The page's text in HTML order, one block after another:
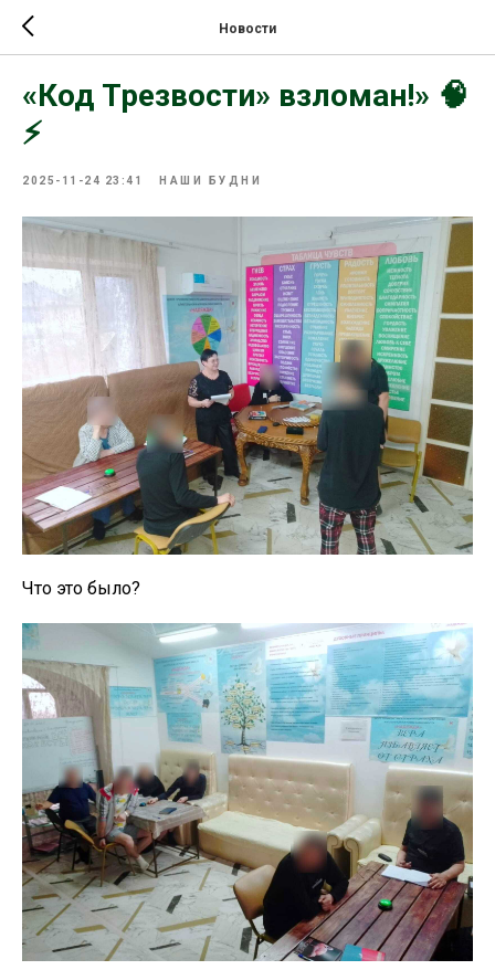
Новости
«Код Трезвости» взломан!» 🧠
⚡
2025-11-24 23:41 НАШИ БУДНИ
Что это было?